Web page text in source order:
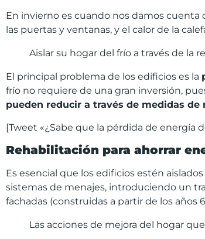
En invierno es cuando nos damos cuenta
las puertas y ventanas, y el calor de la
Aislar su hogar del frío a través de la
El principal problema de los edificios es la
frío no requiere de una gran inversión,
pueden reducir a través de medidas de
[Tweet «¿Sabe que la pérdida de energía
Rehabilitación para ahorrar
Es esencial que los edificios estén
sistemas de menajes, introduciendo un
fachadas (construidas a partir de los años
Las acciones de mejora del hogar